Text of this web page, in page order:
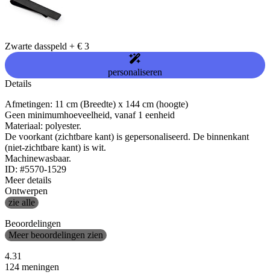
Zwarte dasspeld + € 3
personaliseren
Details
Afmetingen: 11 cm (Breedte) x 144 cm (hoogte)
Geen minimumhoeveelheid, vanaf 1 eenheid
Materiaal: polyester.
De voorkant (zichtbare kant) is gepersonaliseerd. De binnenkant
(niet-zichtbare kant) is wit.
Machinewasbaar.
ID: #5570-1529
Meer details
Ontwerpen
zie alle
Beoordelingen
Meer beoordelingen zien
4.31
124 meningen